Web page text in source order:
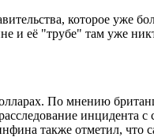
которое уже
и её "трубе" там уже
По мнению
инцидента
также отметил,